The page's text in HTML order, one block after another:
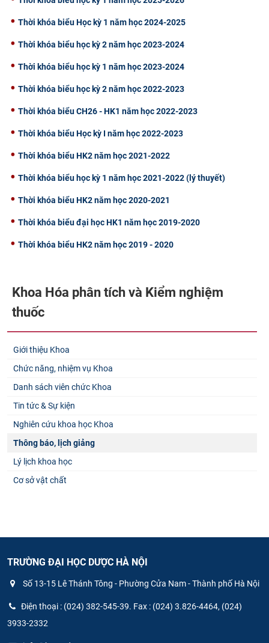
Thời khóa biểu Học kỳ 1 năm học 2024-2025
Thời khóa biểu học kỳ 2 năm học 2023-2024
Thời khóa biểu học kỳ 1 năm học 2023-2024
Thời khóa biểu học kỳ 2 năm học 2022-2023
Thời khóa biểu CH26 - HK1 năm học 2022-2023
Thời khóa biểu Học kỳ I năm học 2022-2023
Thời khóa biểu HK2 năm học 2021-2022
Thời khóa biểu học kỳ 1 năm học 2021-2022 (lý thuyết)
Thời khóa biểu HK2 năm học 2020-2021
Thời khóa biểu đại học HK1 năm học 2019-2020
Thời khóa biểu HK2 năm học 2019 - 2020
Khoa Hóa phân tích và Kiểm nghiệm
thuốc
Giới thiệu Khoa
Chức năng, nhiệm vụ Khoa
Danh sách viên chức Khoa
Tin tức & Sự kiện
Nghiên cứu khoa học Khoa
Thông báo, lịch giảng
Lý lịch khoa học
Cơ sở vật chất
TRƯỜNG ĐẠI HỌC DƯỢC HÀ NỘI
Số 13-15 Lê Thánh Tông - Phường Cửa Nam - Thành phố Hà Nội
Điện thoại : (024) 382-545-39. Fax : (024) 3.826-4464, (024)
3933-2332